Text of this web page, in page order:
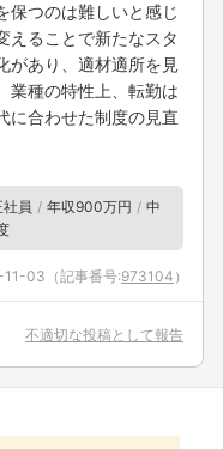
保つのは難しいと感じ
えることで新たなスタ
があり、適材適所を見
業種の特性上、転勤は
に合わせた制度の見直
社員 年収900万円
中
11-03 （記事番号:973104 ）
不適切な投稿として報告